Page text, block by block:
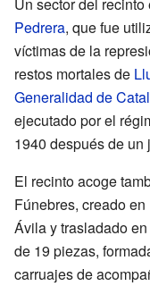
Un sector del
Pedrera, que fue
víctimas de la
restos mortales de
Generalidad de
ejecutado por el
1940 después de
El recinto acoge
Fúnebres, creado
Ávila y trasladado
de 19 piezas,
carruajes de